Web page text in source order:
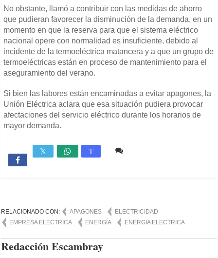
No obstante, llamó a contribuir con las medidas de ahorro
que pudieran favorecer la disminución de la demanda, en un
momento en que la reserva para que el sistema eléctrico
nacional opere con normalidad es insuficiente, debido al
incidente de la termoeléctrica matancera y a que un grupo de
termoeléctricas están en proceso de mantenimiento para el
aseguramiento del verano.
Si bien las labores están encaminadas a evitar apagones, la
Unión Eléctrica aclara que esa situación pudiera provocar
afectaciones del servicio eléctrico durante los horarios de
mayor demanda.
 T
RELACIONADO CON: APAGONES
ELECTRICIDAD
EMPRESA ELECTRICA
ENERGÍA ENERGIA ELECTRICA
Redacción Escambray